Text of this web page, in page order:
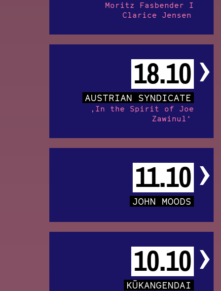
Moritz Fasbender I
Clarice Jensen
18.10
AUSTRIAN SYNDICATE
‚In the Spirit of Joe
Zawinul‘
11.10
JOHN MOODS
10.10
KŪKANGENDAI